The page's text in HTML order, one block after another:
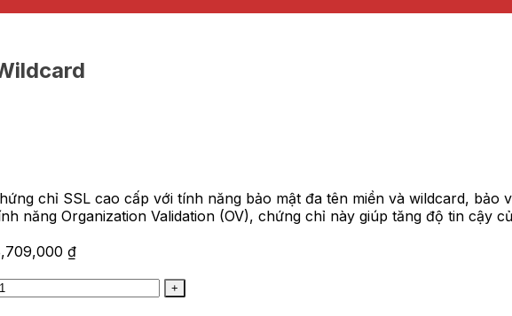
chỉ SSL cao cấp với tính năng bảo mật đa tên miền và wildcard, bảo
năng Organization Validation (OV), chứng chỉ này giúp tăng độ tin cậy
₫